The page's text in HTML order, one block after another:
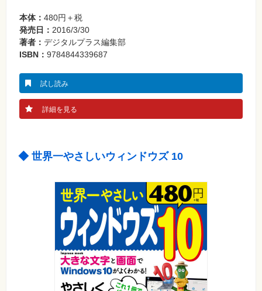
本体： 480円＋税
発売日： 2016/3/30
著者： デジタルプラス編集部
ISBN： 9784844339687
試し読み
詳細を見る
◆ 世界一やさしいウィンドウズ 10